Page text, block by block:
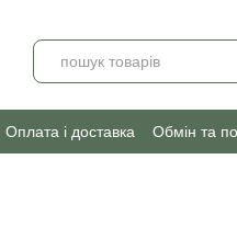
Оплата і доставка Обмін та